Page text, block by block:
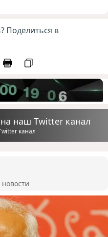
Поделиться в
наш Twitter канал
канал